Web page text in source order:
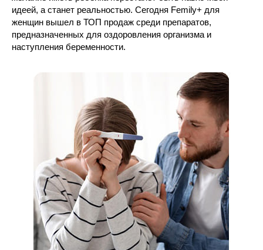
идеей, а станет реальностью. Сегодня Femily+ для
женщин вышел в ТОП продаж среди препаратов,
предназначенных для оздоровления организма и
наступления беременности.